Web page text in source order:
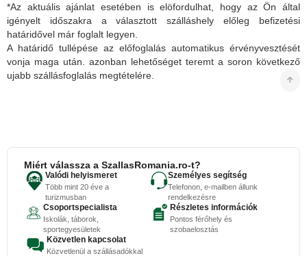
*Az aktuális ajánlat esetében is elöfordulhat, hogy az Ön által
igényelt időszakra a választott szálláshely előleg befizetési
határidővel már foglalt legyen.
A határidő tullépése az előfoglalás automatikus érvényvesztését
vonja maga után. azonban lehetőséget teremt a soron következő
ujabb szállásfoglalás megtételére.
Miért válassza a SzallasRomania.ro-t?
Valódi helyismeret
Több mint 20 éve a
turizmusban
Személyes segítség
Telefonon, e-mailben állunk
rendelkezésre
Csoportspecialista
Iskolák, táborok,
sportegyesületek
Részletes információk
Pontos férőhely és
szobaelosztás
Közvetlen kapcsolat
Közvetlenül a szállásadókkal